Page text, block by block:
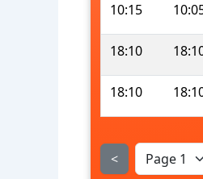
10:15
18:10
18:10
<